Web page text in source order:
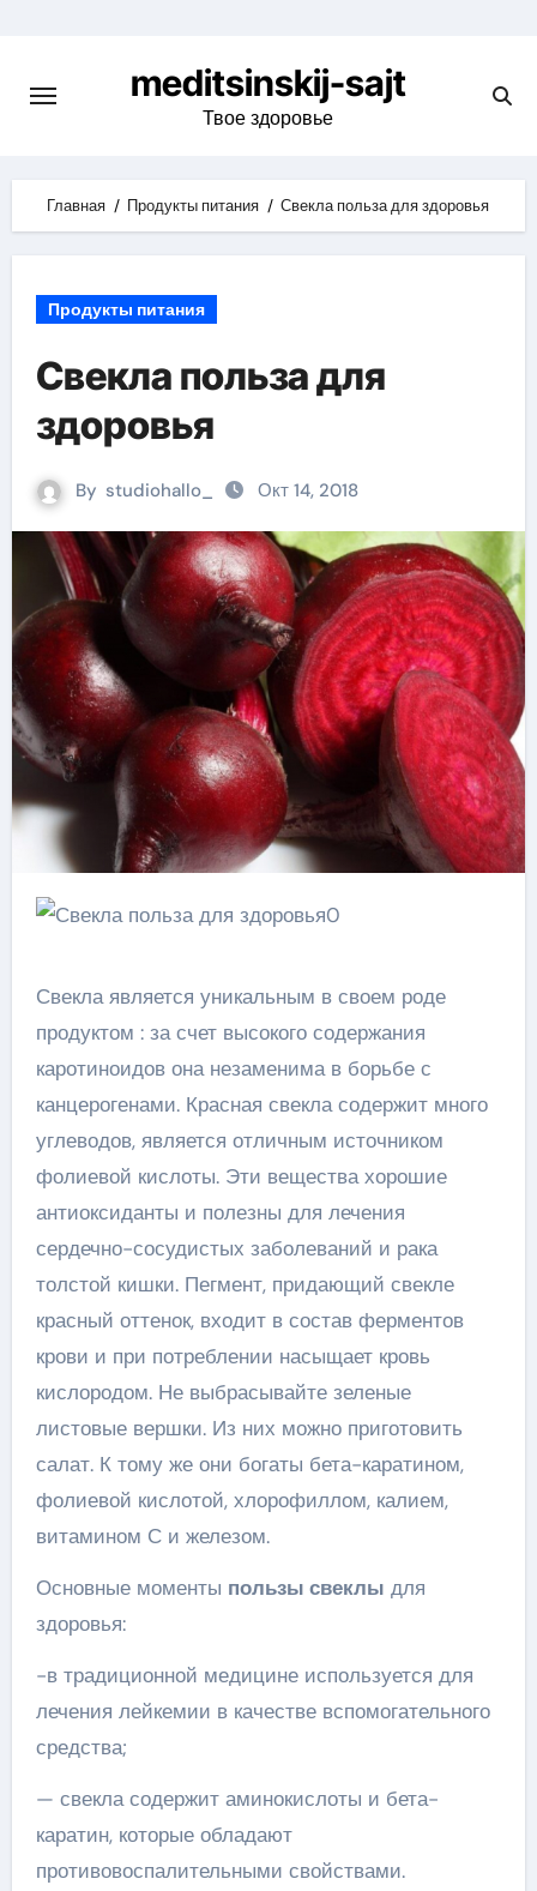
content
meditsinskij-sajt
Твое здоровье
Главная Продукты питания Свекла польза для здоровья
Продукты питания
Свекла польза для
здоровья
By studiohallo_ Окт 14, 2018
Свекла является уникальным в своем роде
продуктом : за счет высокого содержания
каротиноидов она незаменима в борьбе с
канцерогенами. Красная свекла содержит много
углеводов, является отличным источником
фолиевой кислоты. Эти вещества хорошие
антиоксиданты и полезны для лечения
сердечно-сосудистых заболеваний и рака
толстой кишки. Пегмент, придающий свекле
красный оттенок, входит в состав ферментов
крови и при потреблении насыщает кровь
кислородом. Не выбрасывайте зеленые
листовые вершки. Из них можно приготовить
салат. К тому же они богаты бета-каратином,
фолиевой кислотой, хлорофиллом, калием,
витамином С и железом.
Основные моменты пользы свеклы для
здоровья:
-в традиционной медицине используется для
лечения лейкемии в качестве вспомогательного
средства;
— свекла содержит аминокислоты и бета-
каратин, которые обладают
противовоспалительными свойствами.